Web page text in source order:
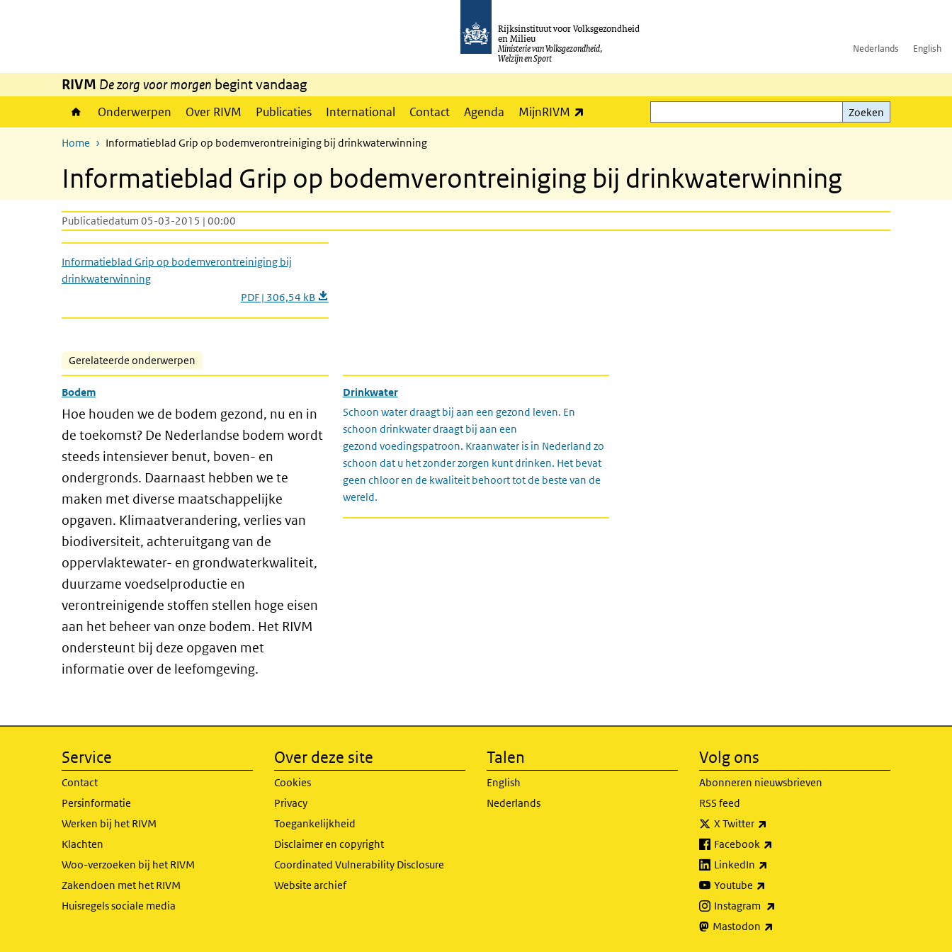
Rijksinstituut voor Volksgezondheid
en Milieu
Ministerie van Volksgezondheid,
Welzijn en Sport
Nederlands English
RIVM De zorg voor morgen begint vandaag
Onderwerpen Over RIVM Publicaties International Contact Agenda MijnRIVM
Zoeken
Zoeken
Home Informatieblad Grip op bodemverontreiniging bij drinkwaterwinning
Informatieblad Grip op bodemverontreiniging bij drinkwaterwinning
Publicatiedatum 05-03-2015 | 00:00
Informatieblad Grip op bodemverontreiniging bij
drinkwaterwinning
PDF | 306,54 kB
Gerelateerde onderwerpen
Bodem
Hoe houden we de bodem gezond, nu en in
de toekomst? De Nederlandse bodem wordt
steeds intensiever benut, boven- en
ondergronds. Daarnaast hebben we te
maken met diverse maatschappelijke
opgaven. Klimaatverandering, verlies van
biodiversiteit, achteruitgang van de
oppervlaktewater- en grondwaterkwaliteit,
duurzame voedselproductie en
verontreinigende stoffen stellen hoge eisen
aan het beheer van onze bodem. Het RIVM
ondersteunt bij deze opgaven met
informatie over de leefomgeving.
Drinkwater
Schoon water draagt bij aan een gezond leven. En
schoon drinkwater draagt bij aan een
gezond voedingspatroon. Kraanwater is in Nederland zo
schoon dat u het zonder zorgen kunt drinken. Het bevat
geen chloor en de kwaliteit behoort tot de beste van de
wereld.
Service
Contact
Persinformatie
Werken bij het RIVM
Klachten
Woo-verzoeken bij het RIVM
Zakendoen met het RIVM
Huisregels sociale media
Over deze site
Cookies
Privacy
Toegankelijkheid
Disclaimer en copyright
Coordinated Vulnerability Disclosure
Website archief
Talen
English
Nederlands
Volg ons
Abonneren nieuwsbrieven
RSS feed
X Twitter
Facebook
LinkedIn
Youtube
Instagram
Mastodon